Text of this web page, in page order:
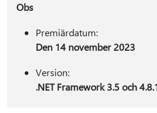
Obs
Premiärdatum:
Den 14 november 2023
Version:
.NET Framework 3.5 och